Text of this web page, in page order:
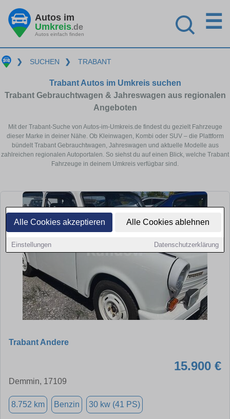
Alle Cookies akzeptieren Alle Cookies ablehnen
Einstellungen Datenschutzerklärung
Autos im
Umkreis.de
Autos einfach finden
☰
❯ SUCHEN ❯ TRABANT
Trabant Autos im Umkreis suchen
Trabant Gebrauchtwagen & Jahreswagen aus regionalen
Angeboten
Mit der Trabant-Suche von Autos-im-Umkreis.de findest du gezielt Fahrzeuge
dieser Marke in deiner Nähe. Ob Kleinwagen, Kombi oder SUV – die Plattform
bündelt Trabant Gebrauchtwagen, Jahreswagen und aktuelle Modelle aus
zahlreichen regionalen Autoportalen. So siehst du auf einen Blick, welche Trabant
Fahrzeuge in deinem Umkreis verfügbar sind.
Trabant Andere
15.900 €
Demmin, 17109
8.752 km Benzin 30 kw (41 PS)